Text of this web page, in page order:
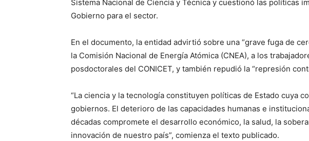
Sistema Nacional de Ciencia y Técnica y cuestionó las políticas
Gobierno para el sector.
En el documento, la entidad advirtió sobre una “grave fuga de
la Comisión Nacional de Energía Atómica (CNEA), a los
posdoctorales del CONICET, y también repudió la “represión
“La ciencia y la tecnología constituyen políticas de Estado cuya
gobiernos. El deterioro de las capacidades humanas e
décadas compromete el desarrollo económico, la salud, la
innovación de nuestro país”, comienza el texto publicado.